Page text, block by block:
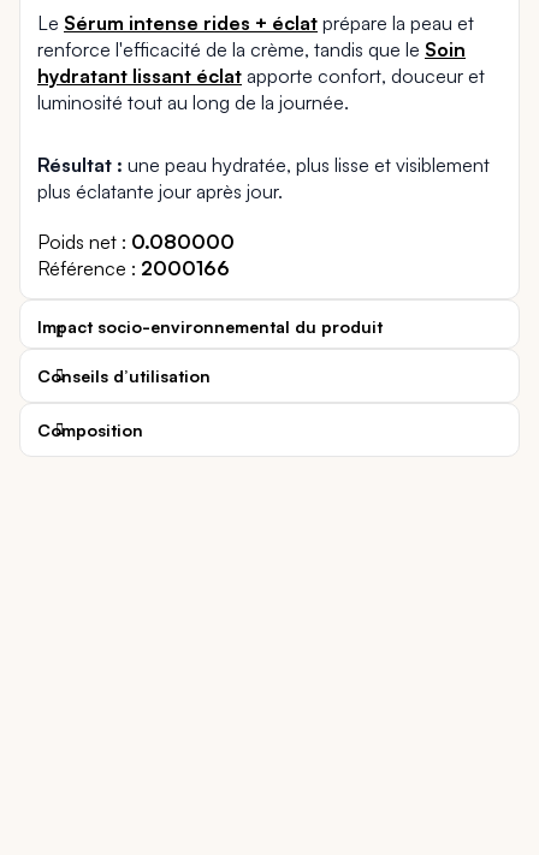
Le Sérum intense rides + éclat prépare la peau et
renforce l'efficacité de la crème, tandis que le Soin
hydratant lissant éclat apporte confort, douceur et
luminosité tout au long de la journée.
Résultat : une peau hydratée, plus lisse et visiblement
plus éclatante jour après jour.
Poids net
0.080000
Référence
2000166
Impact socio-environnemental du produit
Conseils d’utilisation
Composition